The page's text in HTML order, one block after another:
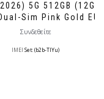
5G 512GB (12GB
Sim Pink Gold EU
Συνδεθείτε
IMEI Set: (b2b-TlYu)